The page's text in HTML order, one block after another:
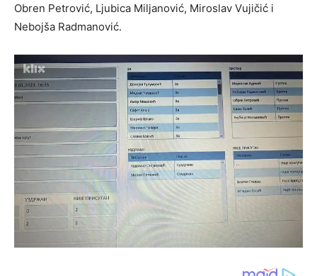
Obren Petrović, Ljubica Miljanović, Miroslav Vujičić i
Nebojša Radmanović.